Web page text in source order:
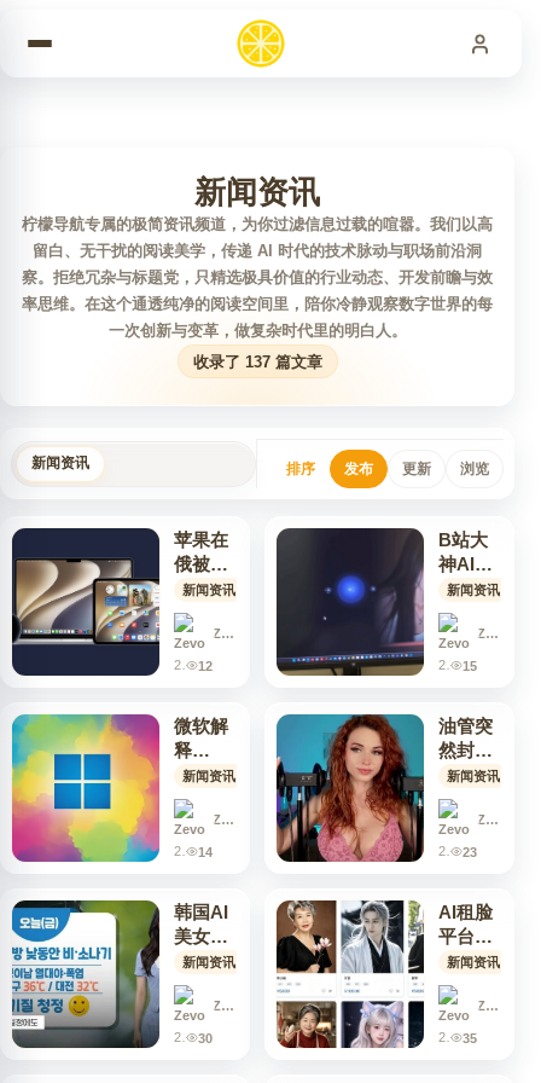
新闻资讯
柠檬导航专属的极简资讯频道，为你过滤信息过载的喧嚣。我们以高
留白、无干扰的阅读美学，传递 AI 时代的技术脉动与职场前沿洞
察。拒绝冗杂与标题党，只精选极具价值的行业动态、开发前瞻与效
率思维。在这个通透纯净的阅读空间里，陪你冷静观察数字世界的每
一次创新与变革，做复杂时代里的明白人。
收录了 137 篇文章
新闻资讯 排序 发布 更新 浏览
苹果在
俄被起
诉：不
预装俄
应用商
店，最
新闻资讯 # 俄罗斯反垄断局 # 法律诉讼 # 罚款 # 苹果
Zevo
2026年8月5日 19:11 12
B站大
神AI虚
拟女友
爆火，
实时语
音对
程引万
人求
新闻资讯
Zevo
2026年8月5日 12:12 15
微软解
释
Win11
改进
慢：老
代码和
腿，控
制面板
难退休
新闻资讯 # Win11改进 # 兼容性承诺 # 控制面板难退休
Zevo
2026年8月5日 09:19 14
油管突
然封禁
多名
ASMR
博主，
十年老
创作者
收入全
断
新闻资讯
Zevo
2026年8月4日 19:11 23
韩国AI
美女主
播爆红
骗过网
友，真
人主播
新闻资讯 # 就业市场 # 成本优势 # 虚拟人
Zevo
2026年8月3日 19:32 30
AI租脸
平台兴
起：发
布照片
视频，
广告短
新闻资讯
Zevo
2026年8月3日 12:22 35